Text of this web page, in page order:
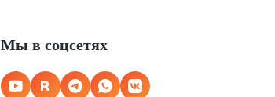
Мы в соцсетях